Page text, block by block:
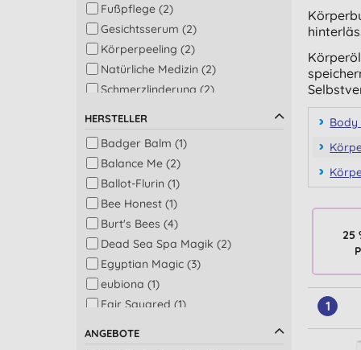
25
1
Fußpflege (2)
Gesichtsserum (2)
Körperpeeling (2)
Natürliche Medizin (2)
Schmerzlinderung (2)
Bad und Dusche (1)
Dusche (1)
Einschlafhilfe (1)
Gesichtsbalsam (1)
Gesund auf Reisen (1)
Haarmaske &
Haarbehandlungen (1)
Haarspülung (1)
Hand- & Nagelpflege (1)
HERSTELLER
Badger Balm (1)
Balance Me (2)
Ballot-Flurin (1)
Bee Honest (1)
Burt's Bees (4)
Dead Sea Spa Magik (2)
Egyptian Magic (3)
eubiona (1)
Fair Squared (1)
ANGEBOTE